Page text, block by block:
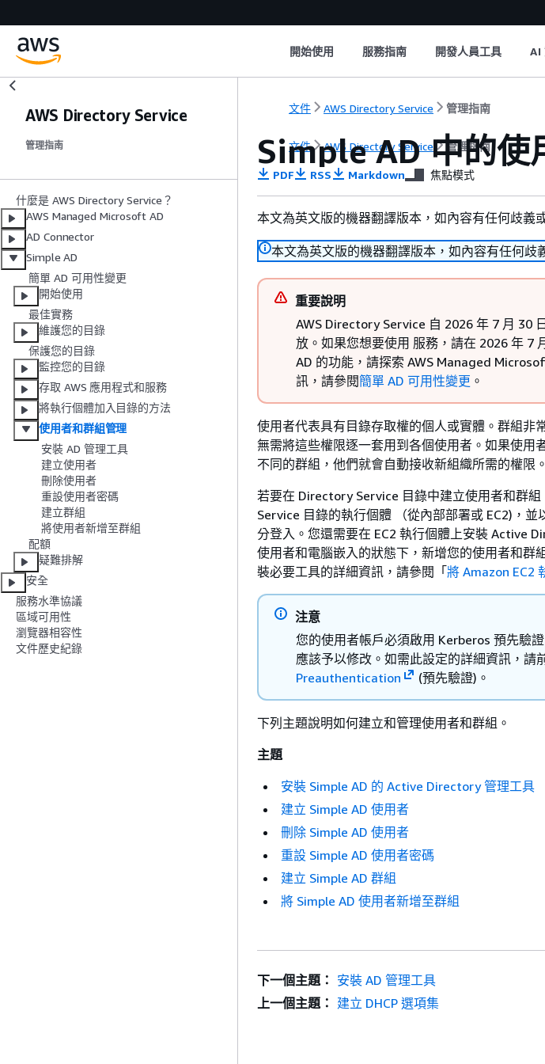
開始使用 服務指南 開發人員工具 AI
AWS Directory Service
管理指南
什麼是 AWS Directory Service？
AWS Managed Microsoft AD
AD Connector
Simple AD
簡單 AD 可用性變更
開始使用
最佳實務
維護您的目錄
保護您的目錄
監控您的目錄
存取 AWS 應用程式和服務
將執行個體加入目錄的方法
使用者和群組管理
安裝 AD 管理工具
建立使用者
刪除使用者
重設使用者密碼
建立群組
將使用者新增至群組
配額
疑難排解
安全
服務水準協議
區域可用性
瀏覽器相容性
文件歷史紀錄
文件 AWS Directory Service 管理指南
文件 AWS Directory Service 管理指南
Simple AD 中的使
PDF RSS Markdown 焦點模式
本文為英文版的機器翻譯版本，如內容有任何歧義
本文為英文版的機器翻譯版本，如內容有任何歧
重要說明
AWS Directory Service 自 2026 年 7 月 30
放。如果您想要使用 服務，請在 2026 年 7
AD 的功能，請探索 AWS Managed
訊，請參閱簡單 AD 可用性變更 。
使用者代表具有目錄存取權的個人或實體。群組非
無需將這些權限逐一套用到各個使用者。如果使用
不同的群組，他們就會自動接收新組織所需的權限。
若要在 Directory Service 目錄中建立使用者和群
Service 目錄的執行個體 （從內部部署或 EC2)，
分登入。您還需要在 EC2 執行個體上安裝 Active
使用者和電腦嵌入的狀態下，新增您的使用者和群
裝必要工具的詳細資訊，請參閱「將 Amazon EC2
注意
您的使用者帳戶必須啟用 Kerberos 預先驗
應該予以修改。如需此設定的詳細資訊，
Preauthentication
(預先驗證)。
下列主題說明如何建立和管理使用者和群組。
主題
安裝 Simple AD 的 Active Directory 管理工具
建立 Simple AD 使用者
刪除 Simple AD 使用者
重設 Simple AD 使用者密碼
建立 Simple AD 群組
將 Simple AD 使用者新增至群組
下一個主題： 安裝 AD 管理工具
上一個主題： 建立 DHCP 選項集